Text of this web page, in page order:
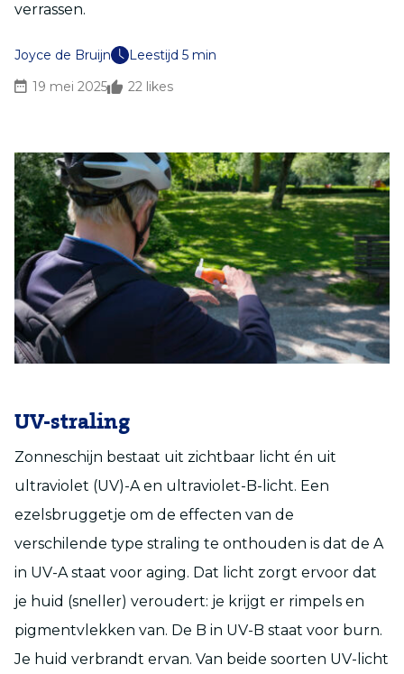
verrassen.
Joyce de Bruijn
Leestijd 5 min
19 mei 2025
22 likes
UV-straling
Zonneschijn bestaat uit zichtbaar licht én uit
ultraviolet (UV)-A en ultraviolet-B-licht. Een
ezelsbruggetje om de effecten van de
verschilende type straling te onthouden is dat de A
in UV-A staat voor aging. Dat licht zorgt ervoor dat
je huid (sneller) veroudert: je krijgt er rimpels en
pigmentvlekken van. De B in UV-B staat voor burn.
Je huid verbrandt ervan. Van beide soorten UV-licht